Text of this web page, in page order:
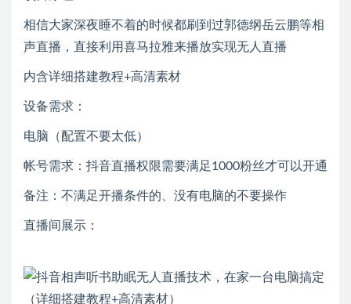
相信大家深夜睡不着的时候都刷到过郭德纲岳云鹏等相
声直播，直接利用喜马拉雅来播放实现无人直播
内含详细搭建教程+高清素材
设备需求：
电脑（配置不要太低）
帐号需求：抖音直播权限需要满足1000粉丝才可以开通
备注：不满足开播条件的、没有电脑的不要操作
直播间展示：